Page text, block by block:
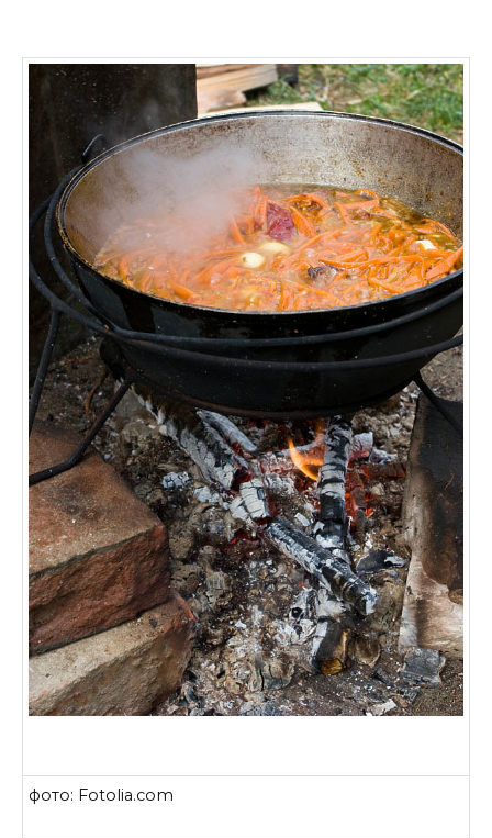
фото: Fotolia.com